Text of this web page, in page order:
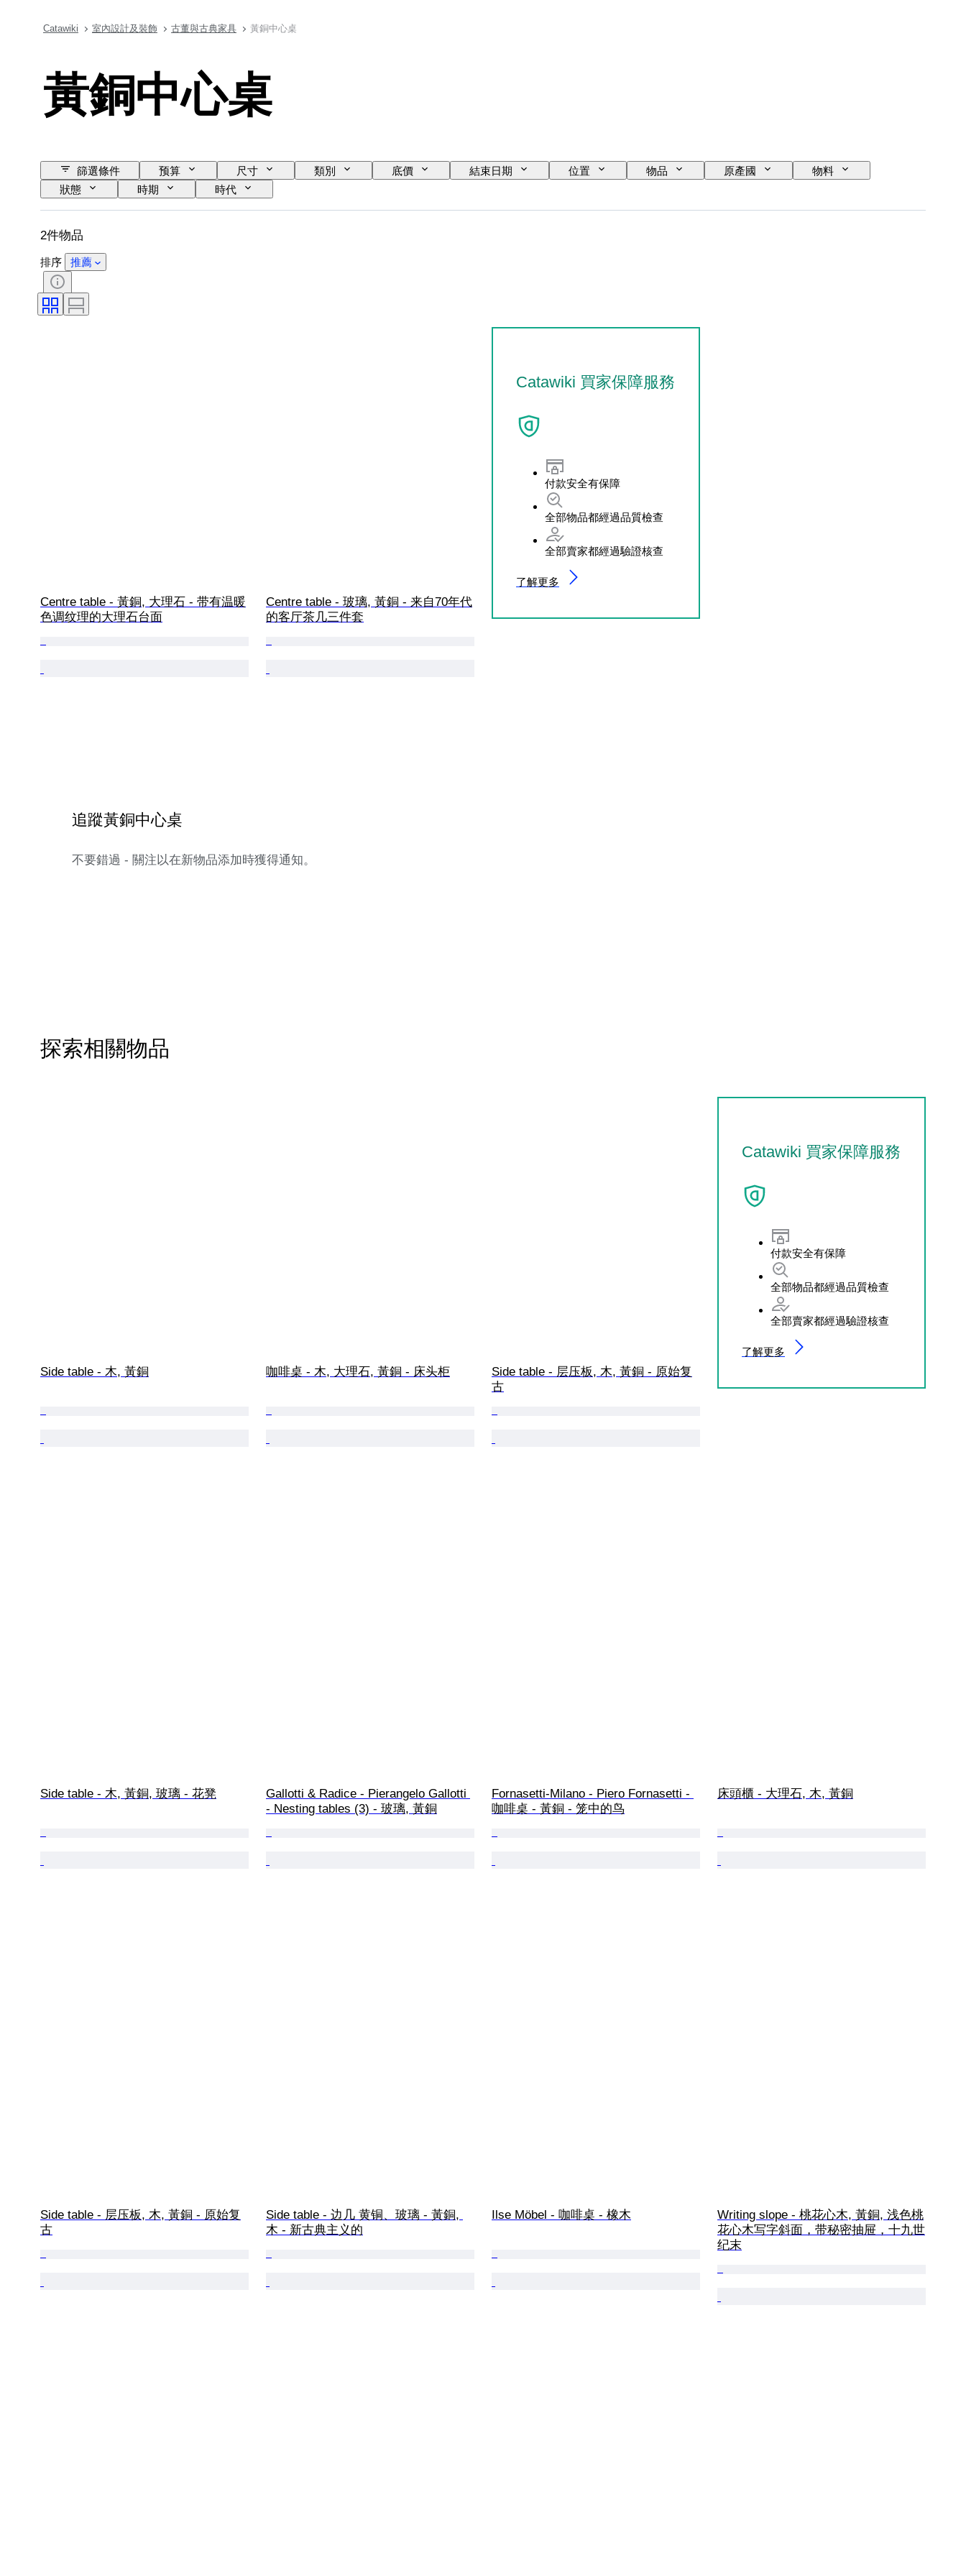
Catawiki 室內設計及裝飾 古董與古典家具 黃銅中心桌
黃銅中心桌
篩選條件 预算 尺寸 類別 底價 結束日期 位置 物品 原產國
物料
狀態
時期 時代
2件物品
排序 推薦
Centre table - 黃銅, 大理石 - 带有温暖
色调纹理的大理石台面
Centre table - 玻璃, 黃銅 - 来自70年代
的客厅茶几三件套
Catawiki 買家保障服務
付款安全有保障
全部物品都經過品質檢查
全部賣家都經過驗證核查
了解更多
追蹤黃銅中心桌
不要錯過 - 關注以在新物品添加時獲得通知。
探索相關物品
Catawiki 買家保障服務
付款安全有保障
全部物品都經過品質檢查
全部賣家都經過驗證核查
了解更多
Side table - 木, 黃銅 咖啡桌 - 木, 大理石, 黃銅 - 床头柜
Side table - 层压板, 木, 黃銅 - 原始复
古
Side table - 木, 黃銅, 玻璃 - 花凳
Gallotti & Radice - Pierangelo Gallotti
- Nesting tables (3) - 玻璃, 黃銅
Fornasetti-Milano - Piero Fornasetti -
咖啡桌 - 黃銅 - 笼中的鸟
床頭櫃 - 大理石, 木, 黃銅
Side table - 层压板, 木, 黃銅 - 原始复
古
Side table - 边几 黄铜、玻璃 - 黃銅,
木 - 新古典主义的
Ilse Möbel - 咖啡桌 - 橡木
Writing slope - 桃花心木, 黃銅, 浅色桃
花心木写字斜面，带秘密抽屉，十九世
纪末